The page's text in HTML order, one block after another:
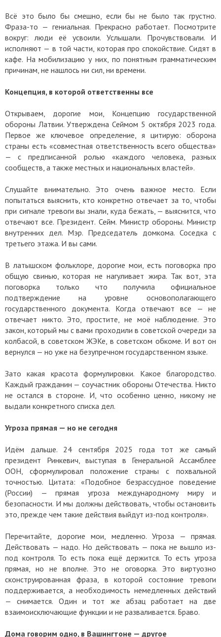
Всё это было бы смешно, если бы не было так грустно.
Фраза-то — гениальная. Прекрасно работает. Посмотрите
вокруг: люди её усвоили. Услышали. Прочувствовали. И
исполняют — в той части, которая про спокойствие. Сидят в
кафе. На мобилизацию у них, по понятным грамматическим
причинам, не нашлось ни сил, ни времени.
Концепция, в которой ответственны все
Открываем, дорогие мои, Концепцию государственной
обороны Латвии. Утверждена Сеймом 5 октября 2023 года.
Первое же ключевое определение, я цитирую: оборона
страны есть «совместная ответственность всего общества»
— с предписанной ролью «каждого человека, разных
сообществ, а также местных и национальных властей».
Слушайте внимательно. Это очень важное место. Если
попытаться выяснить, кто конкретно отвечает за то, чтобы
при сигнале тревоги вы знали, куда бежать, — выяснится, что
отвечают все. Президент. Сейм. Министр обороны. Министр
внутренних дел. Мэр. Председатель домкома. Соседка с
третьего этажа. И вы сами.
В латышском фольклоре, дорогие мои, есть поговорка про
общую свинью, которая не нагуливает жира. Так вот, эта
поговорка только что получила официальное
подтверждение на уровне основополагающего
государственного документа. Когда отвечают все — не
отвечает никто. Это, простите, не моё наблюдение. Это
закон, который мы с вами проходили в советской очереди за
колбасой, в советском ЖЭКе, в советском обкоме. И вот он
вернулся — но уже на безупречном государственном языке.
Зато какая красота формулировки. Какое благородство.
Каждый гражданин — соучастник обороны Отечества. Никто
не остался в стороне. И, что особенно ценно, никому не
выдали конкретного списка дел.
Угроза прямая — но не сегодня
Идём дальше. 24 сентября 2025 года тот же самый
президент Ринкевич, выступая в Генеральной Ассамблее
ООН, сформулировал положение страны с похвальной
точностью. Цитата: «Подобное безрассудное поведение
(России) — прямая угроза международному миру и
безопасности. И мы должны действовать, чтобы остановить
это, прежде чем такие действия выйдут из-под контроля».
Перечитайте, дорогие мои, медленно. Угроза — прямая.
Действовать — надо. Но действовать — пока не вышло из-
под контроля. То есть пока ещё держится. То есть угроза
прямая, но не вполне. Это не оговорка. Это виртуозно
сконструированная фраза, в которой состояние тревоги
поддерживается, а необходимость немедленных действий
— снимается. Один и тот же абзац работает на две
взаимоисключающие функции и не разваливается. Браво.
Дома говорим одно, в Вашингтоне — другое